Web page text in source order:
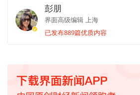
彭朋
界面高级编辑 上海
已发布889篇优质内容